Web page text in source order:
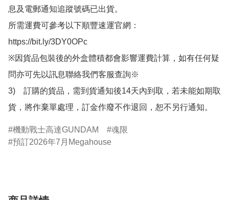
息及電郵通知追蹤號碼已出貨。
所需運費可參考以下順豐速運官網：
https://bit.ly/3DY0OPc
※因貨品包裝後的外盒體積都會影響運費計算，如有任何疑
問亦可先以訊息聯絡我們客服查詢※
3)　訂購的貨品，需到貨通知後14天內到取，若未能如期取
貨，將作棄單處理，訂金作廢不作退回，恕不另行通知。
機動戰士高達GUNDAM
魂限
預訂2026年7月Megahouse